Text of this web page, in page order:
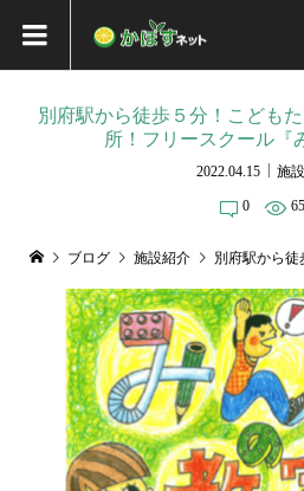
別府駅から徒歩５分！こども
所！フリースクール『
2022.04.15 施
0
ブログ 施設紹介 別府駅から徒歩５分！こど